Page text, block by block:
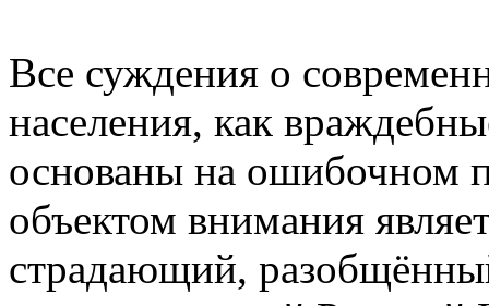
Все суждения о
населения, как
основаны на ошибочном
объектом внимания
страдающий,